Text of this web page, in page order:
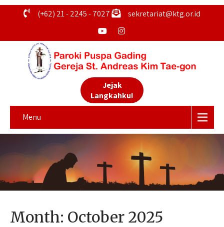
(+62) 21 - 2245 - 7027 sekretariat@ktg.or.id
Jejak
Langkahku!
Menu
Month: October 2025